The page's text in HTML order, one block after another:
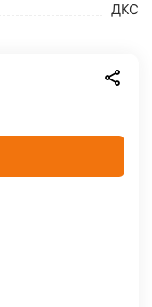
ДКС